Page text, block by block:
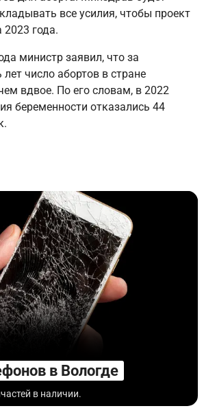
все усилия, чтобы проект
2023 года.
министр заявил, что за
лет число абортов в стране
вдвое. По его словам, в 2022
беременности отказались 44
в Вологде
в наличии.